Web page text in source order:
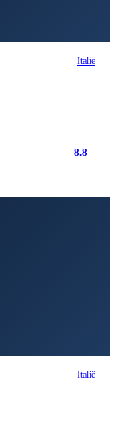
Italië
8.8
Italië